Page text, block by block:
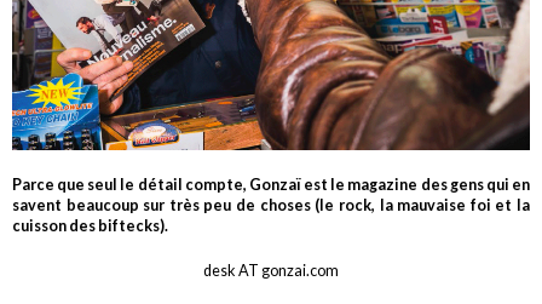
Parce que seul le détail compte, Gonzaï est le magazine des gens qui en
savent beaucoup sur très peu de choses (le rock, la mauvaise foi et la
cuisson des biftecks).
desk AT gonzai.com